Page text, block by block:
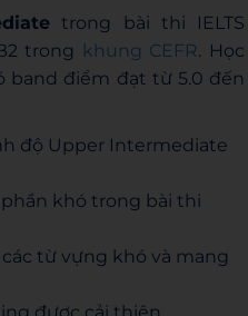
trong bài thi IELTS
trong khung CEFR. Học
band điểm đạt từ 5.0 đến
độ Upper Intermediate
khó trong bài thi
từ vựng khó và mang